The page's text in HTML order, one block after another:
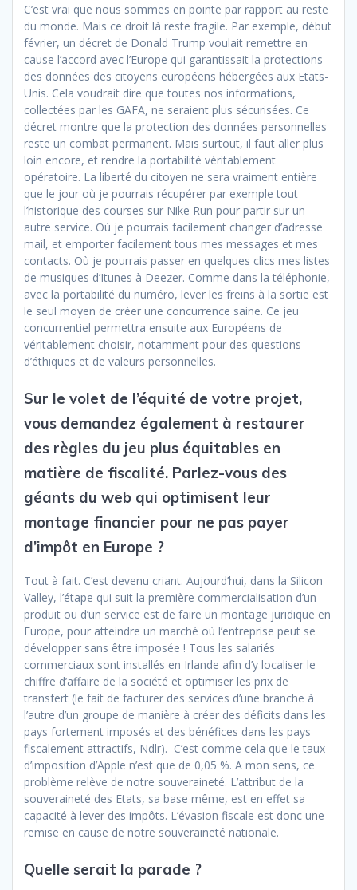
C’est vrai que nous sommes en pointe par rapport au reste
du monde. Mais ce droit là reste fragile. Par exemple, début
février, un décret de Donald Trump voulait remettre en
cause l’accord avec l’Europe qui garantissait la protections
des données des citoyens européens hébergées aux Etats-
Unis. Cela voudrait dire que toutes nos informations,
collectées par les GAFA, ne seraient plus sécurisées. Ce
décret montre que la protection des données personnelles
reste un combat permanent. Mais surtout, il faut aller plus
loin encore, et rendre la portabilité véritablement
opératoire. La liberté du citoyen ne sera vraiment entière
que le jour où je pourrais récupérer par exemple tout
l’historique des courses sur Nike Run pour partir sur un
autre service. Où je pourrais facilement changer d’adresse
mail, et emporter facilement tous mes messages et mes
contacts. Où je pourrais passer en quelques clics mes listes
de musiques d’Itunes à Deezer. Comme dans la téléphonie,
avec la portabilité du numéro, lever les freins à la sortie est
le seul moyen de créer une concurrence saine. Ce jeu
concurrentiel permettra ensuite aux Européens de
véritablement choisir, notamment pour des questions
d’éthiques et de valeurs personnelles.
Sur le volet de l’équité de votre projet,
vous demandez également à restaurer
des règles du jeu plus équitables en
matière de fiscalité. Parlez-vous des
géants du web qui optimisent leur
montage financier pour ne pas payer
d’impôt en Europe ?
Tout à fait. C’est devenu criant. Aujourd’hui, dans la Silicon
Valley, l’étape qui suit la première commercialisation d’un
produit ou d’un service est de faire un montage juridique en
Europe, pour atteindre un marché où l’entreprise peut se
développer sans être imposée ! Tous les salariés
commerciaux sont installés en Irlande afin d’y localiser le
chiffre d’affaire de la société et optimiser les prix de
transfert (le fait de facturer des services d’une branche à
l’autre d’un groupe de manière à créer des déficits dans les
pays fortement imposés et des bénéfices dans les pays
fiscalement attractifs, Ndlr). C’est comme cela que le taux
d’imposition d’Apple n’est que de 0,05 %. A mon sens, ce
problème relève de notre souveraineté. L’attribut de la
souveraineté des Etats, sa base même, est en effet sa
capacité à lever des impôts. L’évasion fiscale est donc une
remise en cause de notre souveraineté nationale.
Quelle serait la parade ?